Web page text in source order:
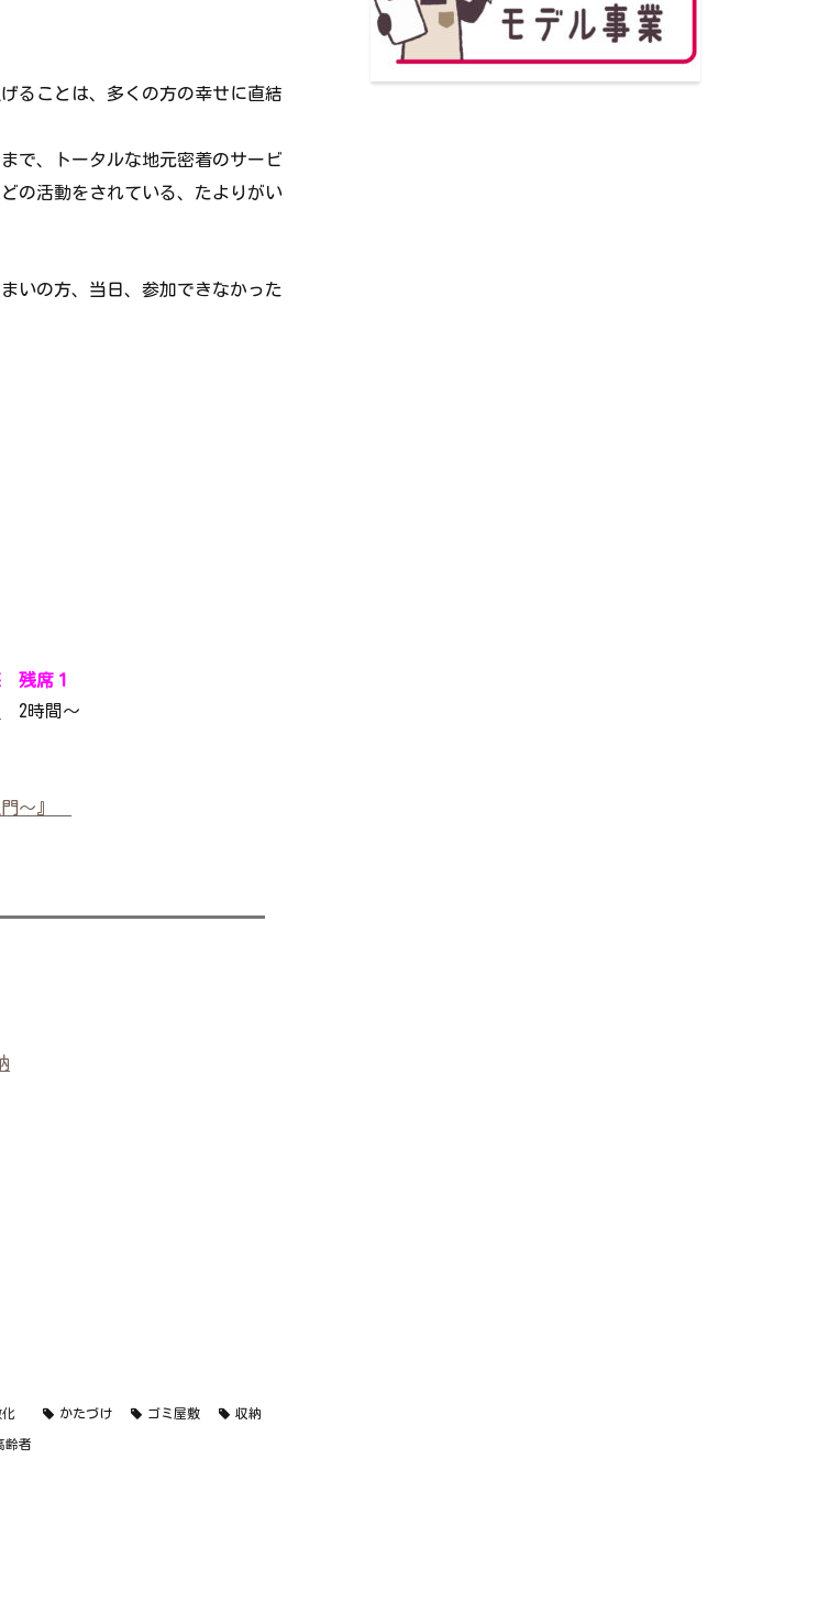
ることは、多くの方の幸せに直結
で、トータルな地元密着のサービ
の活動をされている、たよりがい
いの方、当日、参加できなかった
残席１
2時間～
門～』
かたづけ ゴミ屋敷 収納
齢者